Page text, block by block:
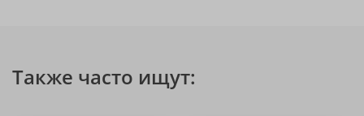
Также часто ищут: